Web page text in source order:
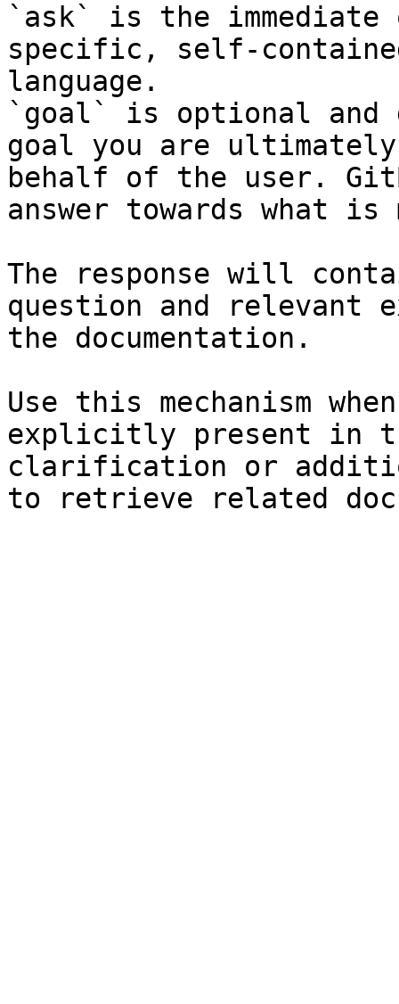
`ask` is the
specific, self-
language.
`goal` is optional and
goal you are
behalf of the user.
answer towards what
The response will
question and relevant
the documentation.
Use this mechanism
explicitly present in
clarification or